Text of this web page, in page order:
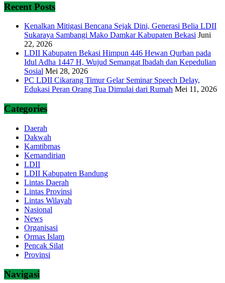
Recent Posts
Kenalkan Mitigasi Bencana Sejak Dini, Generasi Belia LDII
Sukaraya Sambangi Mako Damkar Kabupaten Bekasi Juni
22, 2026
LDII Kabupaten Bekasi Himpun 446 Hewan Qurban pada
Idul Adha 1447 H, Wujud Semangat Ibadah dan Kepedulian
Sosial Mei 28, 2026
PC LDII Cikarang Timur Gelar Seminar Speech Delay,
Edukasi Peran Orang Tua Dimulai dari Rumah Mei 11, 2026
Categories
Daerah
Dakwah
Kamtibmas
Kemandirian
LDII
LDII Kabupaten Bandung
Lintas Daerah
Lintas Provinsi
Lintas Wilayah
Nasional
News
Organisasi
Ormas Islam
Pencak Silat
Provinsi
Navigasi